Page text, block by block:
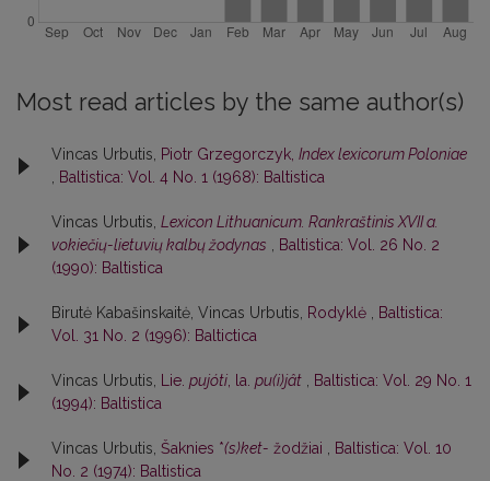
Most read articles by the same author(s)
Vincas Urbutis, Piotr Grzegorczyk, Index lexicorum Poloniae
Baltistica: Vol. 4 No. 1 (1968): Baltistica
Vincas Urbutis, Lexicon Lithuanicum. Rankraštinis XVII a.
vokiečių-lietuvių kalbų žodynas
Baltistica: Vol. 26 No. 2
(1990): Baltistica
Birutė Kabašinskaitė, Vincas Urbutis, Rodyklė
Baltistica:
Vol. 31 No. 2 (1996): Baltictica
Vincas Urbutis, Lie. pujóti , la. pu(i)jât
Baltistica: Vol. 29 No. 1
(1994): Baltistica
Vincas Urbutis, Šaknies *(s)ket- žodžiai
Baltistica: Vol. 10
No. 2 (1974): Baltistica